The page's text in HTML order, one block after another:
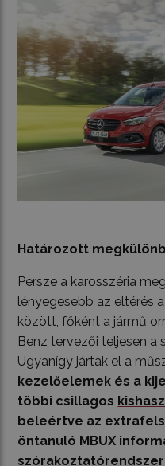
Határozott
Persze a karosszéria
lényegesebb az eltérés
között, főként a jármű
Benz tervezői teljesen a
Ugyanígy jártak el a
kezelőelemek és a
többi csillagos
beleértve az
öntanuló MBUX